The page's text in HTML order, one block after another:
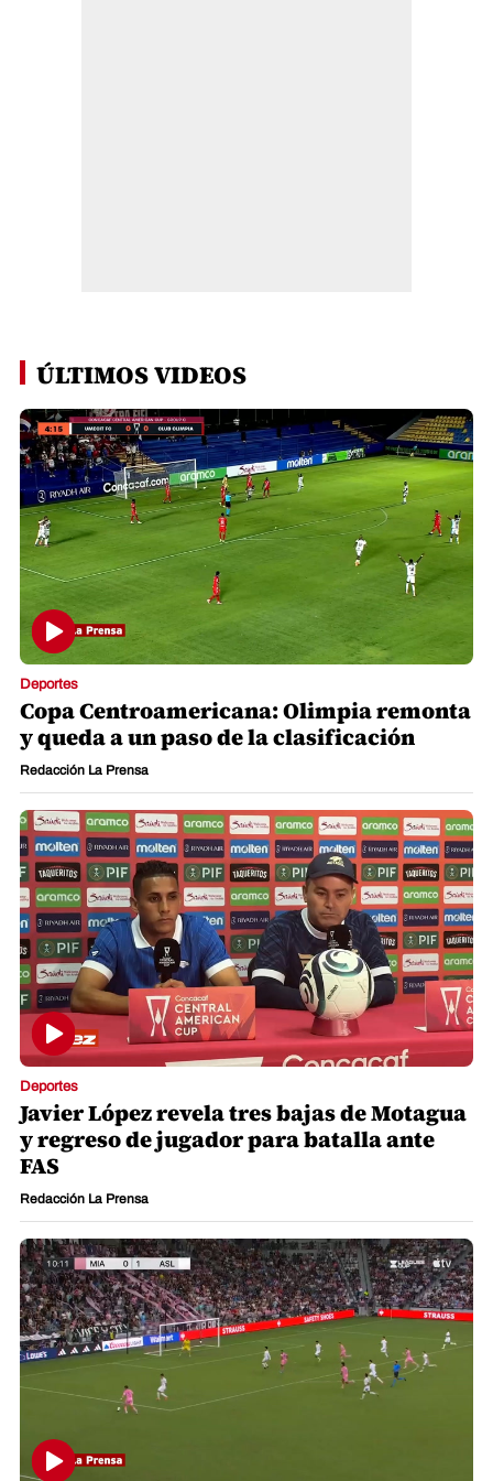
ÚLTIMOS VIDEOS
Deportes
Copa Centroamericana: Olimpia remonta
y queda a un paso de la clasificación
Redacción La Prensa
Deportes
Javier López revela tres bajas de Motagua
y regreso de jugador para batalla ante
FAS
Redacción La Prensa